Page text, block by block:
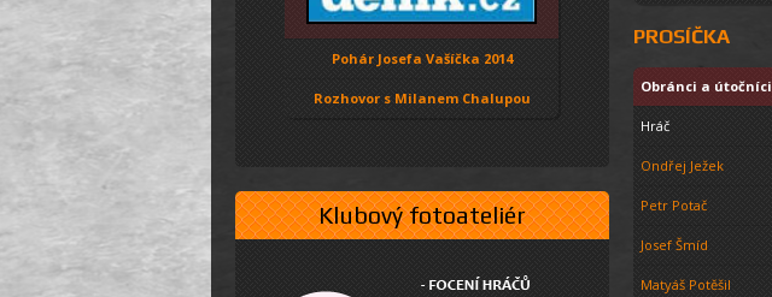
Pohár Josefa Vašíčka 2014
Rozhovor s Milanem Chalupou
Klubový fotoateliér
PROSÍČKA
Obránci a útočníci
Hráč
Ondřej Ježek
Petr Potač
Josef Šmíd
Matyáš Potěšil